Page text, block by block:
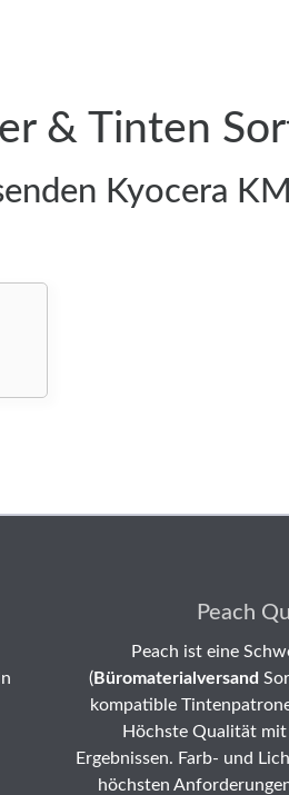
& Tinten
Kyocera
Peach
Peach ist eine
(Büromaterialversand
kompatible
Höchste Qualität
Ergebnissen. Farb- und
höchsten